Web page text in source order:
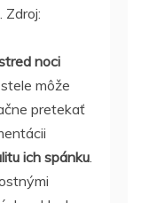
Zdroj:
noci
môže
pretekať
ich spánku.